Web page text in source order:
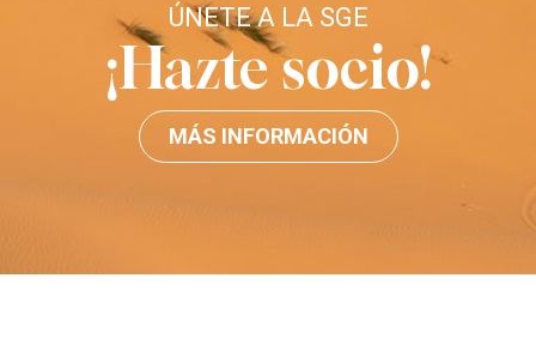
ÚNETE A LA SGE
¡Hazte socio!
MÁS INFORMACIÓN